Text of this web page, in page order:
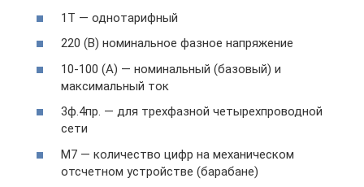
1Т — однотарифный
220 (В) номинальное фазное напряжение
10-100 (А) — номинальный (базовый) и
максимальный ток
3ф.4пр. — для трехфазной четырехпроводной
сети
М7 — количество цифр на механическом
отсчетном устройстве (барабане)